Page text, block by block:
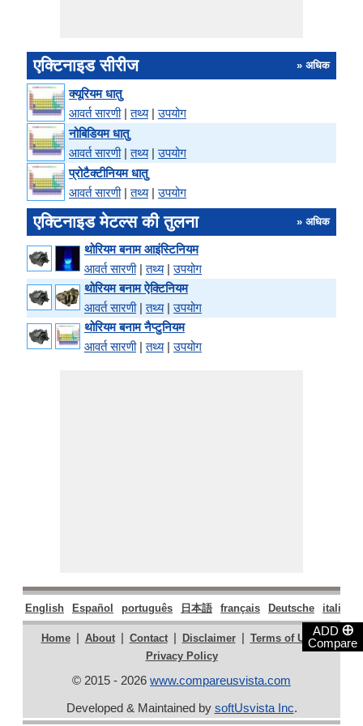
ADD ⊕
Compare
एक्टिनाइड सीरीज » अधिक
क्यूरियम धातु
आवर्त सारणी|तथ्य|उपयोग
नोबिडियम धातु
आवर्त सारणी|तथ्य|उपयोग
प्रोटैक्टीनियम धातु
आवर्त सारणी|तथ्य|उपयोग
एक्टिनाइड मेटल्स की तुलना » अधिक
थोरियम बनाम आइंस्टिनियम
आवर्त सारणी|तथ्य|उपयोग
थोरियम बनाम ऐक्टिनियम
आवर्त सारणी|तथ्य|उपयोग
थोरियम बनाम नैप्टुनियम
आवर्त सारणी|तथ्य|उपयोग
English Español português 日本語 français Deutsche italiano
Home | About | Contact | Disclaimer | Terms of Use |
Privacy Policy
© 2015 - 2026 www.compareusvista.com
Developed & Maintained by softUsvista Inc.